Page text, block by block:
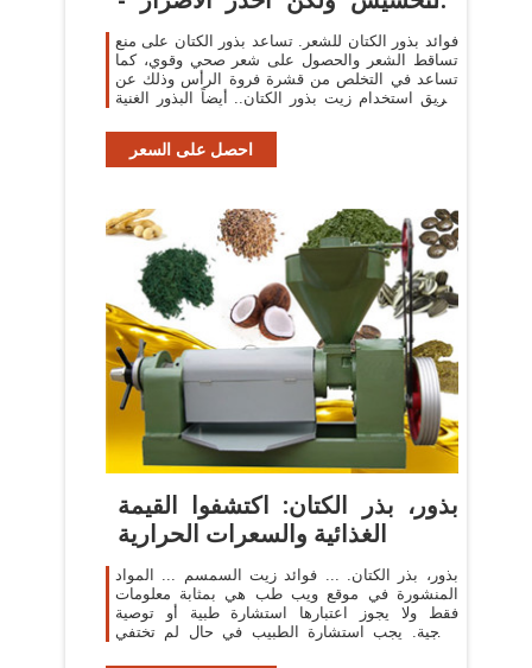
كل ...
فوائد بذور الكتان للشعر. تساعد بذور الكتان على منع
تساقط الشعر والحصول على شعر صحي وقوي، كما
تساعد في التخلص من قشرة فروة الرأس وذلك عن
طريق استخدام زيت بذور الكتان.. أيضاً البذور الغنية
احصل على السعر
بذور، بذر الكتان: اكتشفوا القيمة
الغذائية والسعرات الحرارية
بذور، بذر الكتان. ... فوائد زيت السمسم ... المواد
المنشورة في موقع ويب طب هي بمثابة معلومات
فقط ولا يجوز اعتبارها استشارة طبية أو توصية
علاجية. يجب استشارة الطبيب في حال لم تختفي